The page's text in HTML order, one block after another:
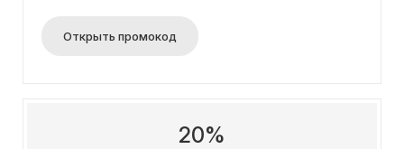
Pro Plan.
Открыть промокод
20%